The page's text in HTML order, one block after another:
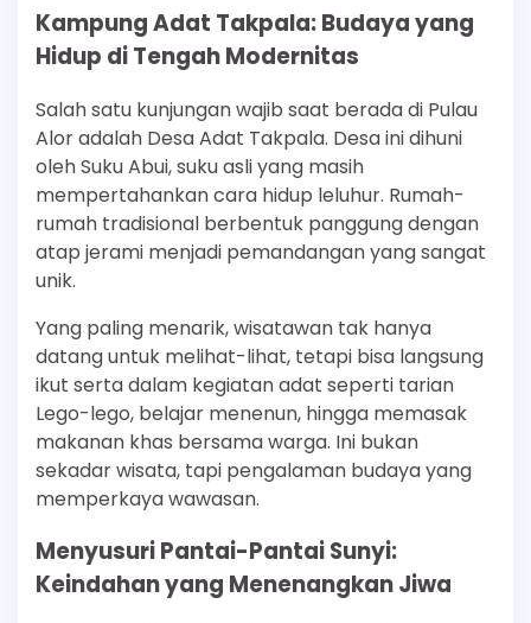
Kampung Adat Takpala: Budaya yang
Hidup di Tengah Modernitas
Salah satu kunjungan wajib saat berada di Pulau
Alor adalah Desa Adat Takpala. Desa ini dihuni
oleh Suku Abui, suku asli yang masih
mempertahankan cara hidup leluhur. Rumah-
rumah tradisional berbentuk panggung dengan
atap jerami menjadi pemandangan yang sangat
unik.
Yang paling menarik, wisatawan tak hanya
datang untuk melihat-lihat, tetapi bisa langsung
ikut serta dalam kegiatan adat seperti tarian
Lego-lego, belajar menenun, hingga memasak
makanan khas bersama warga. Ini bukan
sekadar wisata, tapi pengalaman budaya yang
memperkaya wawasan.
Menyusuri Pantai-Pantai Sunyi:
Keindahan yang Menenangkan Jiwa